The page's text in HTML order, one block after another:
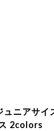
ニアサイ
2colors